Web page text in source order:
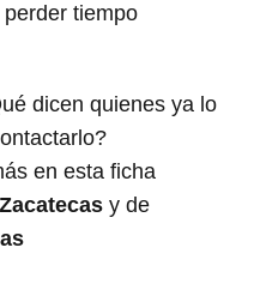
tiempo
dicen quienes ya lo
en esta ficha
Zacatecas y de